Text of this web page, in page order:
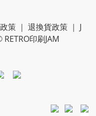
策 ｜ 退換貨政策 ｜ J
印刷JAM